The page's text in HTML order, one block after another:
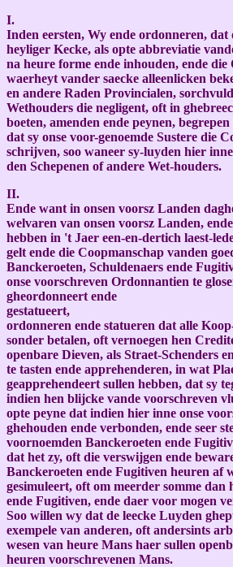
I.
Inden eersten, Wy ende ordonneren,
heyliger Kecke, als opte abbreviatie
na heure forme ende inhouden, ende
waerheyt vander saecke alleenlicken
en andere Raden Provincialen,
Wethouders die negligent, oft in
boeten, amenden ende peynen,
dat sy onse voor-genoemde Sustere die
schrijven, soo waneer sy-luyden hier
den Schepenen of andere Wet-houders.
II.
Ende want in onsen voorsz Landen
welvaren van onsen voorsz Landen,
hebben in 't Jaer een-en-dertich laest-
gelt ende die Coopmanschap vanden
Banckeroeten, Schuldenaers ende
onse voorschreven Ordonnantien te
gheordonneert ende
ordonneren ende statueren dat alle
sonder betalen, oft vernoegen hen
openbare Dieven, als Straet-Schenders
te tasten ende apprehenderen, in wat
geapprehendeert sullen hebben, dat sy
indien hen blijcke vande voorschreven
opte peyne dat indien hier inne onse
ghehouden ende verbonden, ende seer
voornoemden Banckeroeten ende
dat het zy, oft die verswijgen ende
Banckeroeten ende Fugitiven heuren af
gesimuleert, oft om meerder somme dan
ende Fugitiven, ende daer voor mogen
Soo willen wy dat de leecke Luyden
exempele van anderen, oft andersints
wesen van heure Mans haer sullen
heuren voorschrevenen Mans.